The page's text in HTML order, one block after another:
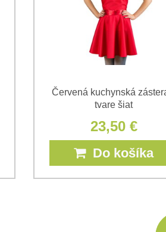
Červená kuchynská
tvare šiat
23,50 €
Do košíka